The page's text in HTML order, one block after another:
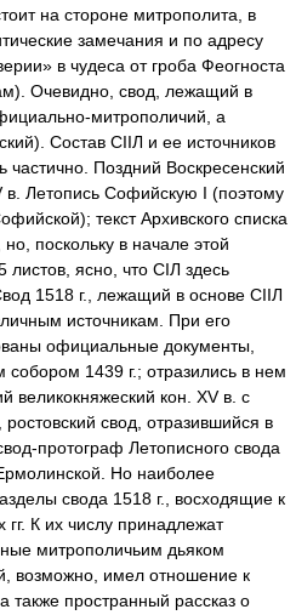
на стороне митрополита, в
замечания и по адресу
в чудеса от гроба Феогноста
Очевидно, свод, лежащий в
митрополичий, а
Состав СIIЛ и ее источников
Поздний Воскресенский
в. Летопись Софийскую I (поэтому
текст Архивского списка
поскольку в начале этой
листов, ясно, что CIЛ здесь
1518 г., лежащий в основе СIIЛ
источникам. При его
официальные документы,
1439 г.; отразились в нем
великокняжеский кон. XV в. с
свод, отразившийся в
протограф Летописного свода
Но наиболее
свода 1518 г., восходящие к
К их числу принадлежат
митрополичьим дьяком
возможно, имел отношение к
также пространный рассказ о